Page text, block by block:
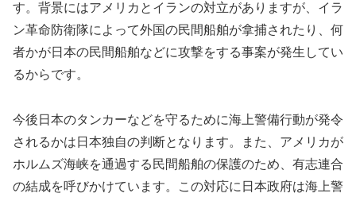
す。背景にはアメリカとイランの対立がありますが、イラ
ン革命防衛隊によって外国の民間船舶が拿捕されたり、何
者かが日本の民間船舶などに攻撃をする事案が発生してい
るからです。
今後日本のタンカーなどを守るために海上警備行動が発令
されるかは日本独自の判断となります。また、アメリカが
ホルムズ海峡を通過する民間船舶の保護のため、有志連合
の結成を呼びかけています。この対応に日本政府は海上警